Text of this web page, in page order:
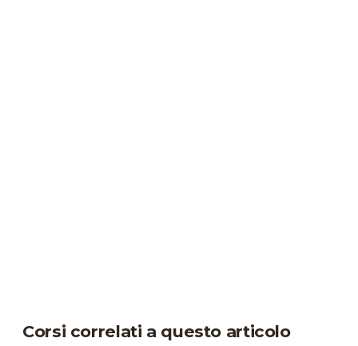
Corsi correlati a questo articolo